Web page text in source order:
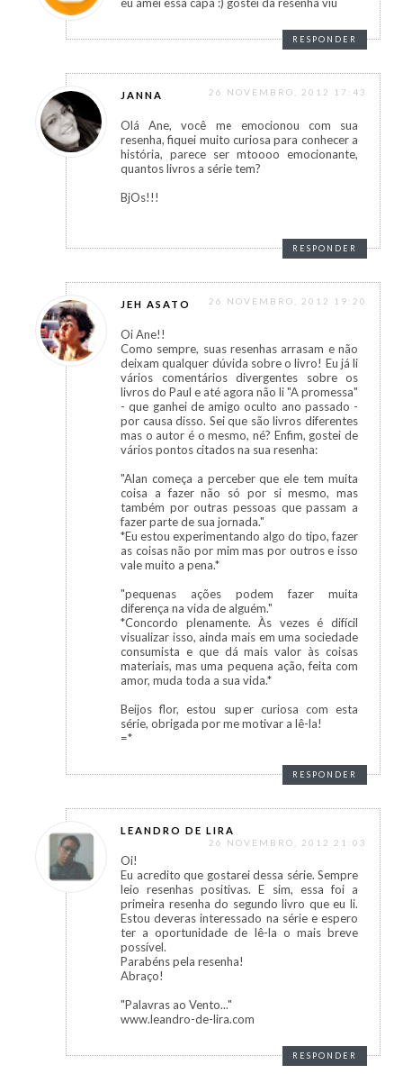
eu amei essa capa :) gostei da resenha viu
RESPONDER
JANNA 26 NOVEMBRO, 2012 17:43
Olá Ane, você me emocionou com sua
resenha, fiquei muito curiosa para conhecer a
história, parece ser mtoooo emocionante,
quantos livros a série tem?
BjOs!!!
RESPONDER
JEH ASATO 26 NOVEMBRO, 2012 19:20
Oi Ane!!
Como sempre, suas resenhas arrasam e não
deixam qualquer dúvida sobre o livro! Eu já li
vários comentários divergentes sobre os
livros do Paul e até agora não li "A promessa"
- que ganhei de amigo oculto ano passado -
por causa disso. Sei que são livros diferentes
mas o autor é o mesmo, né? Enfim, gostei de
vários pontos citados na sua resenha:
"Alan começa a perceber que ele tem muita
coisa a fazer não só por si mesmo, mas
também por outras pessoas que passam a
fazer parte de sua jornada."
*Eu estou experimentando algo do tipo, fazer
as coisas não por mim mas por outros e isso
vale muito a pena.*
"pequenas ações podem fazer muita
diferença na vida de alguém."
*Concordo plenamente. Às vezes é difícil
visualizar isso, ainda mais em uma sociedade
consumista e que dá mais valor às coisas
materiais, mas uma pequena ação, feita com
amor, muda toda a sua vida.*
Beijos flor, estou super curiosa com esta
série, obrigada por me motivar a lê-la!
=*
RESPONDER
LEANDRO DE LIRA
26 NOVEMBRO, 2012 21:03
Oi!
Eu acredito que gostarei dessa série. Sempre
leio resenhas positivas. E sim, essa foi a
primeira resenha do segundo livro que eu li.
Estou deveras interessado na série e espero
ter a oportunidade de lê-la o mais breve
possível.
Parabéns pela resenha!
Abraço!
"Palavras ao Vento..."
www.leandro-de-lira.com
RESPONDER